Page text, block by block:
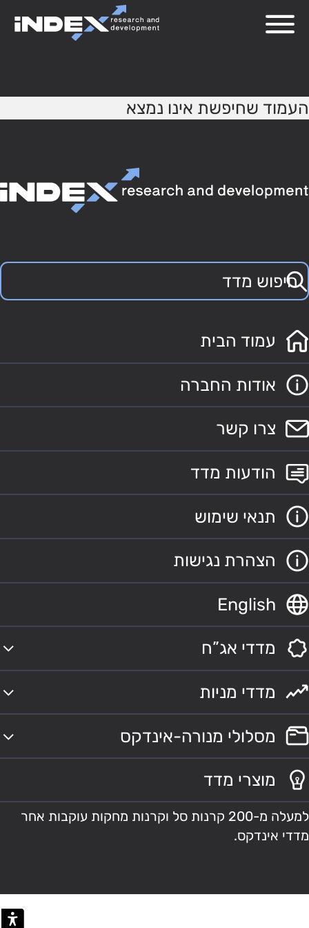
העמוד שחיפשת אינו נמצא
עמוד הבית
אודות החברה
צרו קשר
הודעות מדד
תנאי שימוש
הצהרת נגישות
English
מדדי אג”ח
מדדי מניות
מסלולי מנורה-אינדקס
מוצרי מדד
למעלה מ-200 קרנות סל וקרנות מחקות עוקבות אחר
מדדי אינדקס.